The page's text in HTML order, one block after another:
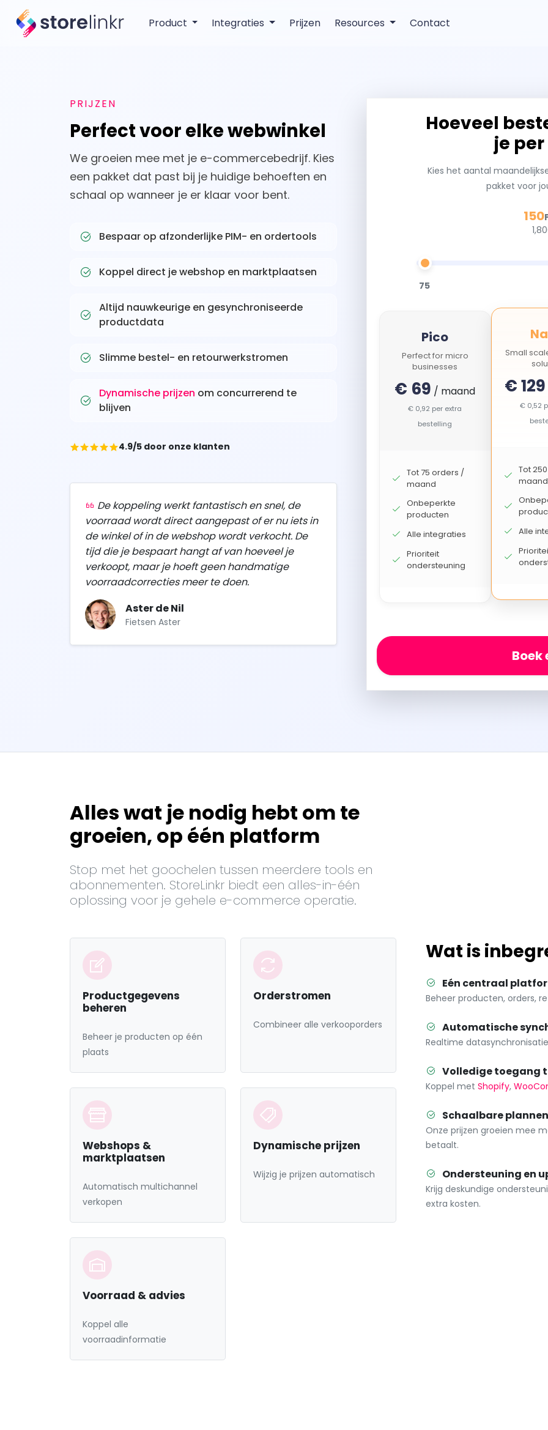
Product Integraties Prijzen Resources Contact
PRIJZEN
Perfect voor elke webwinkel
We groeien mee met je e-commercebedrijf. Kies
een pakket dat past bij je huidige behoeften en
schaal op wanneer je er klaar voor bent.
Bespaar op afzonderlijke PIM- en ordertools
Koppel direct je webshop en marktplaatsen
Altijd nauwkeurige en gesynchroniseerde
productdata
Slimme bestel- en retourwerkstromen
Dynamische prijzen om concurrerend te
blijven
4.9/5 door onze klanten
De koppeling werkt fantastisch en snel, de
voorraad wordt direct aangepast of er nu iets in
de winkel of in de webshop wordt verkocht. De
tijd die je bespaart hangt af van hoeveel je
verkoopt, maar je hoeft geen handmatige
voorraadcorrecties meer te doen.
Aster de Nil
Fietsen Aster
Hoeveel
je
Kies het aantal
pakket voor
150
75
Pico
Perfect for micro
businesses
€ 69 / maand
€ 0,92 per extra
bestelling
Tot 75 orders /
maand
Onbeperkte
producten
Alle integraties
Prioriteit
ondersteuning
Small
€ 129
€ 0,52
Tot
maand
Alle
Boek
Alles wat je nodig hebt om te
groeien, op één platform
Stop met het goochelen tussen meerdere tools en
abonnementen. StoreLinkr biedt een alles-in-één
oplossing voor je gehele e-commerce operatie.
Productgegevens
beheren
Beheer je producten op één
plaats
Orderstromen
Combineer alle verkooporders
Webshops &
marktplaatsen
Automatisch multichannel
verkopen
Dynamische prijzen
Wijzig je prijzen automatisch
Voorraad & advies
Koppel alle
voorraadinformatie
Wat is
Eén centraal
Beheer producten, orders,
Automatische
Realtime
Volledige toegang
Koppel met Shopify,
Schaalbare plannen
Onze prijzen groeien mee
betaalt.
Ondersteuning en
Krijg deskundige
extra kosten.